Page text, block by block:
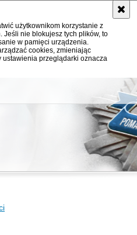
użytkownikom korzystanie z
Jeśli nie blokujesz tych plików, to
w pamięci urządzenia.
cookies, zmieniając
przeglądarki oznacza